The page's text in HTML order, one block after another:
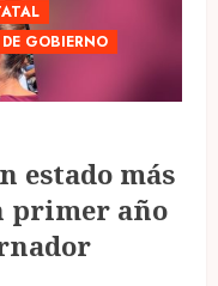
GOBIERNO
estado más
primer año